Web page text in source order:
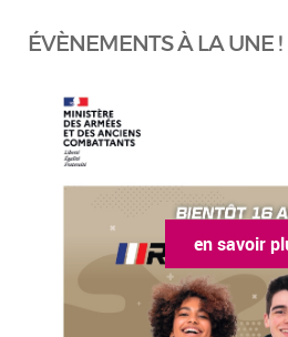
ÉVÈNEMENTS À LA UNE !
en savoir plus